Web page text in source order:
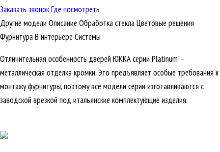
Заказать звонокГде посмотреть
Другие модели Описание Обработка стеклаЦветовые решения
ФурнитураВ интерьере Cистемы
Отличительная особенность дверей ЮККА серии Platinum –
металлическая отделка кромки. Это предъявляет особые требования к
монтажу фурнитуры, поэтому все модели серии изготавливаются с
заводской врезкой под итальянские комплектующие изделия.